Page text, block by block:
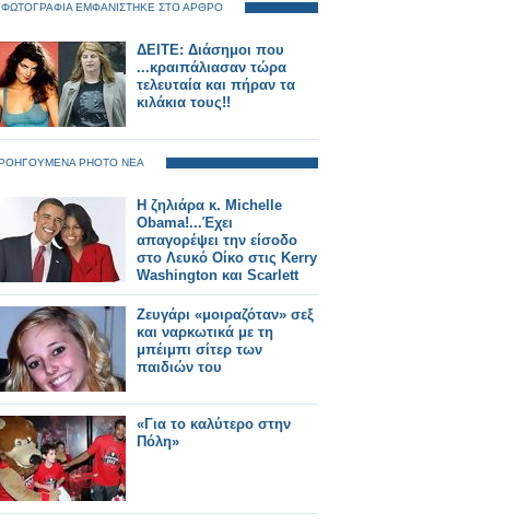
ΕΜΦΑΝΙΣΤΗΚΕ ΣΤΟ ΑΡΘΡΟ
ΔΕΙΤΕ: Διάσημοι που
...κραιπάλιασαν τώρα
τελευταία και πήραν τα
κιλάκια τους!!
PHOTO ΝΕΑ
Η ζηλιάρα κ. Michelle
Obama!...Έχει
απαγορέψει την είσοδο
στο Λευκό Οίκο στις Kerry
Washington και Scarlett
Johansson
Ζευγάρι «μοιραζόταν» σεξ
και ναρκωτικά με τη
μπέιμπι σίτερ των
παιδιών του
«Για το καλύτερο στην
Πόλη»